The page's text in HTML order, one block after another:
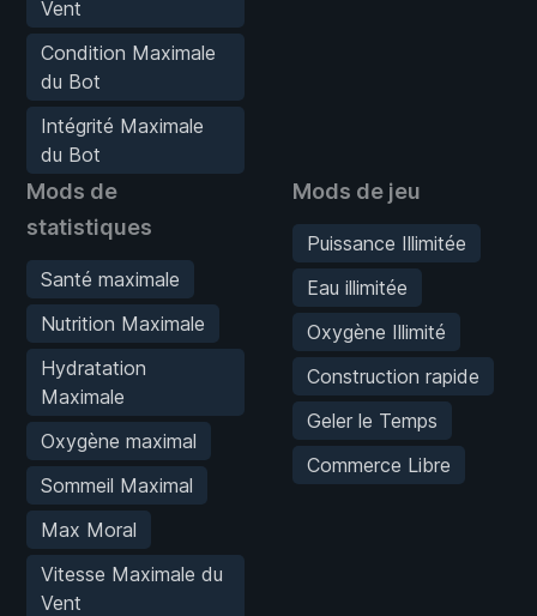
Vent
Condition Maximale
du Bot
Intégrité Maximale
du Bot
Mods de
statistiques
Santé maximale
Nutrition Maximale
Hydratation
Maximale
Oxygène maximal
Sommeil Maximal
Max Moral
Vitesse Maximale du
Vent
Mods de jeu
Puissance Illimitée
Eau illimitée
Oxygène Illimité
Construction rapide
Geler le Temps
Commerce Libre